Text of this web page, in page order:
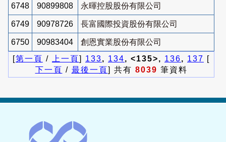
6748 90899808 永暉控股股份有限公司
6749 90978726 長富國際投資股份有限公司
6750 90983404
創恩實業股份有限公司
[第一頁 / 上一頁] 133, 134, <135>, 136, 137 [
下一頁 / 最後一頁] 共有 8039 筆資料